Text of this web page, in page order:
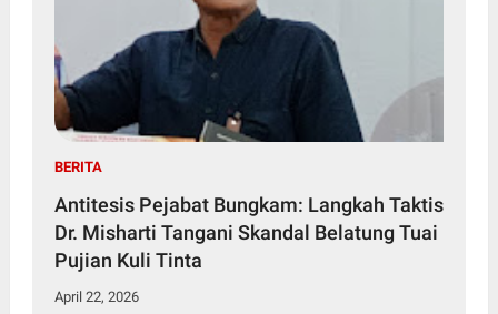
BERITA
Antitesis Pejabat Bungkam: Langkah Taktis
Dr. Misharti Tangani Skandal Belatung Tuai
Pujian Kuli Tinta
April 22, 2026